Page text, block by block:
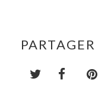
PARTAGER